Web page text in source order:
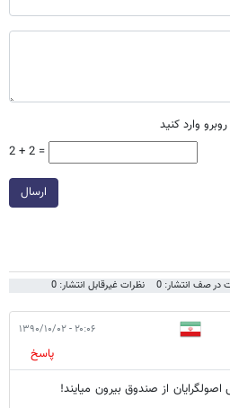
وارد کنید
2 + 2 =
ارسال
در صف انتشار: 0 نظرات غیرقابل انتشار: 0
۲۰:۰۶ - ۱۳۹۰/۱۰/۰۲
پاسخ
از صندوق بیرون میایند!